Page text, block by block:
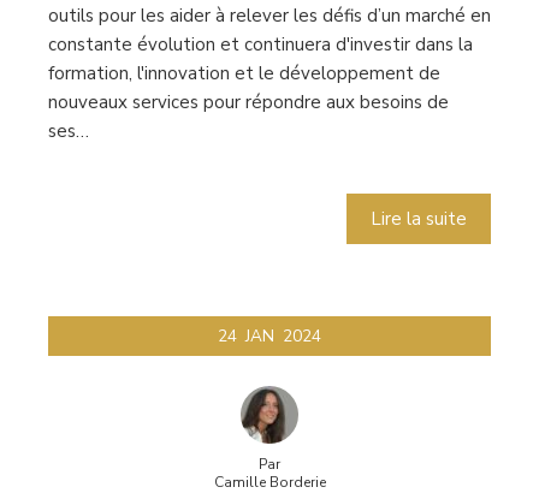
outils pour les aider à relever les défis d’un marché en
constante évolution et continuera d'investir dans la
formation, l'innovation et le développement de
nouveaux services pour répondre aux besoins de
ses…
Lire la suite
24 JAN 2024
Par
Camille Borderie